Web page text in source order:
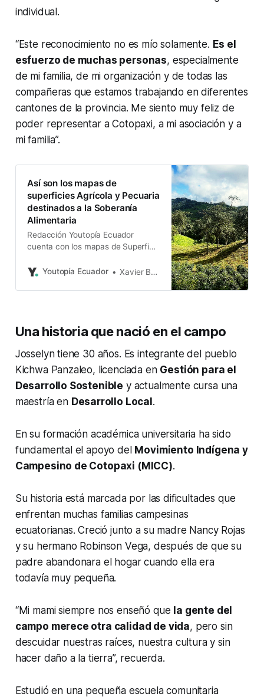
individual.
“Este reconocimiento no es mío solamente. Es el
esfuerzo de muchas personas, especialmente
de mi familia, de mi organización y de todas las
compañeras que estamos trabajando en diferentes
cantones de la provincia. Me siento muy feliz de
poder representar a Cotopaxi, a mi asociación y a
mi familia”.
Así son los mapas de
superficies Agrícola y Pecuaria
destinados a la Soberanía
Alimentaria
Redacción Youtopía Ecuador
cuenta con los mapas de Superficie
Soberanía Alimentaria. Con base en
la planificación agrícola del país. Un
es el rol que tiene la Agricultura
Youtopía Ecuador Xavier Basantes
Una historia que nació en el campo
Josselyn tiene 30 años. Es integrante del pueblo
Kichwa Panzaleo, licenciada en Gestión para el
Desarrollo Sostenible y actualmente cursa una
maestría en Desarrollo Local.
En su formación académica universitaria ha sido
fundamental el apoyo del Movimiento Indígena y
Campesino de Cotopaxi (MICC).
Su historia está marcada por las dificultades que
enfrentan muchas familias campesinas
ecuatorianas. Creció junto a su madre Nancy Rojas
y su hermano Robinson Vega, después de que su
padre abandonara el hogar cuando ella era
todavía muy pequeña.
“Mi mami siempre nos enseñó que la gente del
campo merece otra calidad de vida, pero sin
descuidar nuestras raíces, nuestra cultura y sin
hacer daño a la tierra”, recuerda.
Estudió en una pequeña escuela comunitaria